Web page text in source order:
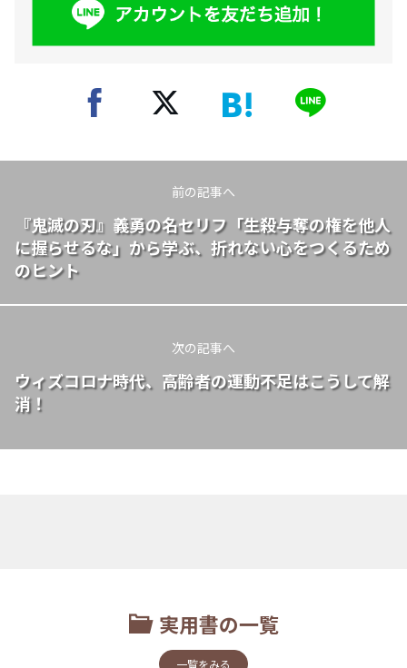
前の記事へ
『鬼滅の刃』義勇の名セリフ「生殺与奪の権を他人
に握らせるな」から学ぶ、折れない心をつくるため
のヒント
次の記事へ
ウィズコロナ時代、高齢者の運動不足はこうして解
消！
実用書の一覧
一覧をみる